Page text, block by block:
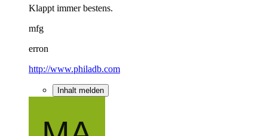
Klappt immer bestens.
mfg
erron
http://www.philadb.com
Inhalt melden